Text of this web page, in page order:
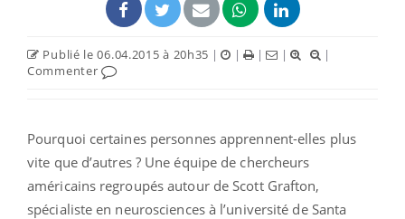
Publié le 06.04.2015 à 20h35 | | | |
|
Commenter
Pourquoi certaines personnes apprennent-elles plus
vite que d’autres ? Une équipe de chercheurs
américains regroupés autour de Scott Grafton,
spécialiste en neurosciences à l’université de Santa